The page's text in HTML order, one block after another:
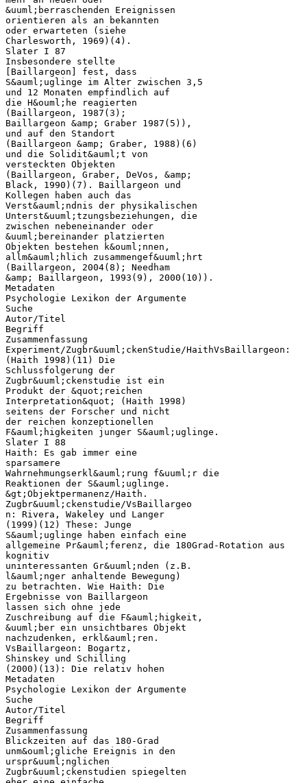
&uuml;berraschenden Ereignissen
orientieren als an bekannten
oder erwarteten (siehe
Charlesworth, 1969)(4).
Slater I 87
Insbesondere stellte
[Baillargeon] fest, dass
S&auml;uglinge im Alter zwischen 3,5
und 12 Monaten empfindlich auf
die H&ouml;he reagierten
(Baillargeon, 1987(3);
Baillargeon &amp; Graber 1987(5)),
und auf den Standort
(Baillargeon &amp; Graber, 1988)(6)
und die Solidit&auml;t von
versteckten Objekten
(Baillargeon, Graber, DeVos, &amp;
Black, 1990)(7). Baillargeon und
Kollegen haben auch das
Verst&auml;ndnis der physikalischen
Unterst&uuml;tzungsbeziehungen, die
zwischen nebeneinander oder
&uuml;bereinander platzierten
Objekten bestehen k&ouml;nnen,
allm&auml;hlich zusammengef&uuml;hrt
(Baillargeon, 2004(8); Needham
&amp; Baillargeon, 1993(9), 2000(10)).
Metadaten
Psychologie Lexikon der Argumente
Suche
Autor/Titel
Begriff
Zusammenfassung
Experiment/Zugbr&uuml;ckenStudie/HaithVsBaillargeon:
(Haith 1998)(11) Die
Schlussfolgerung der
Zugbr&uuml;ckenstudie ist ein
Produkt der &quot;reichen
Interpretation&quot; (Haith 1998)
seitens der Forscher und nicht
der reichen konzeptionellen
F&auml;higkeiten junger S&auml;uglinge.
Slater I 88
Haith: Es gab immer eine
sparsamere
Wahrnehmungserkl&auml;rung f&uuml;r die
Reaktionen der S&auml;uglinge.
&gt;Objektpermanenz/Haith.
Zugbr&uuml;ckenstudie/VsBaillargeo
n: Rivera, Wakeley und Langer
(1999)(12) These: Junge
S&auml;uglinge haben einfach eine
allgemeine Pr&auml;ferenz, die 180Grad-Rotation aus
kognitiv
uninteressanten Gr&uuml;nden (z.B.
l&auml;nger anhaltende Bewegung)
zu betrachten. Wie Haith: Die
Ergebnisse von Baillargeon
lassen sich ohne jede
Zuschreibung auf die F&auml;higkeit,
&uuml;ber ein unsichtbares Objekt
nachzudenken, erkl&auml;ren.
VsBaillargeon: Bogartz,
Shinskey und Schilling
(2000)(13): Die relativ hohen
Metadaten
Psychologie Lexikon der Argumente
Suche
Autor/Titel
Begriff
Zusammenfassung
Blickzeiten auf das 180-Grad
unm&ouml;gliche Ereignis in den
urspr&uuml;nglichen
Zugbr&uuml;ckenstudien spiegelten